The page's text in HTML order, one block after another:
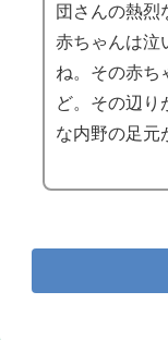
団さんの熱烈
赤ちゃんは泣
ね。その赤ち
ど。その辺り
な内野の足元